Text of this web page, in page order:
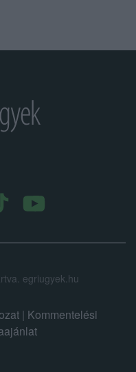
egriugyek.hu
| Kommentelési